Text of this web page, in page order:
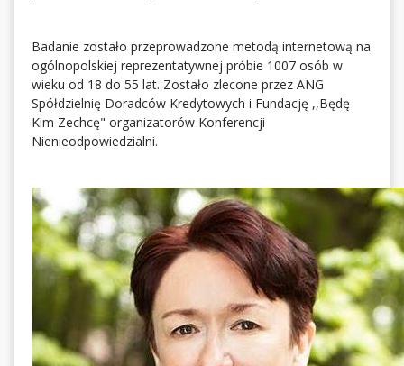
Badanie zostało przeprowadzone metodą internetową na
ogólnopolskiej reprezentatywnej próbie 1007 osób w
wieku od 18 do 55 lat. Zostało zlecone przez ANG
Spółdzielnię Doradców Kredytowych i Fundację ,,Będę
Kim Zechcę" organizatorów Konferencji
Nienieodpowiedzialni.